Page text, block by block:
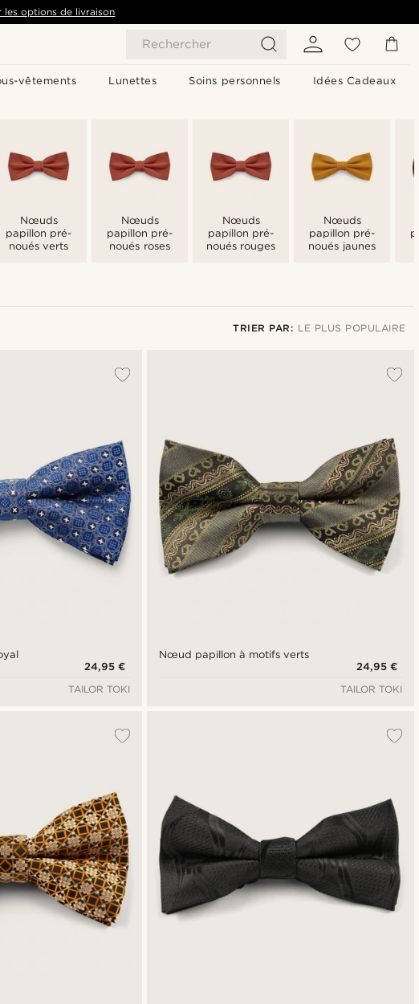
Rechercher
vêtements Lunettes Soins personnels Idées Cadeaux
les options de livraison
Nœuds
papillon pré-
noués verts
Nœuds
papillon pré-
noués roses
Nœuds
papillon pré-
noués rouges
Nœuds
papillon pré-
noués jaunes
TRIER PAR: LE PLUS POPULAIRE
24,95 €
TAILOR TOKI
Nœud papillon à motifs verts
24,95 €
TAILOR TOKI